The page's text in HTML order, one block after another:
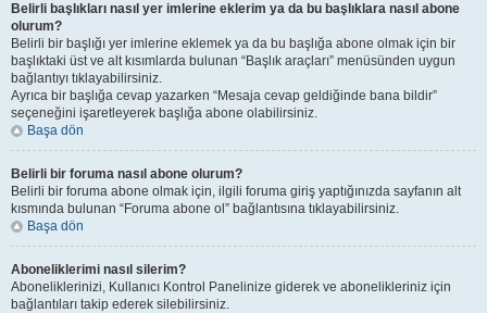
Belirli başlıkları nasıl yer imlerine eklerim ya da bu başlıklara nasıl abone
olurum?
Belirli bir başlığı yer imlerine eklemek ya da bu başlığa abone olmak için bir
başlıktaki üst ve alt kısımlarda bulunan “Başlık araçları” menüsünden uygun
bağlantıyı tıklayabilirsiniz.
Ayrıca bir başlığa cevap yazarken “Mesaja cevap geldiğinde bana bildir”
seçeneğini işaretleyerek başlığa abone olabilirsiniz.
Başa dön
Belirli bir foruma nasıl abone olurum?
Belirli bir foruma abone olmak için, ilgili foruma giriş yaptığınızda sayfanın alt
kısmında bulunan “Foruma abone ol” bağlantısına tıklayabilirsiniz.
Başa dön
Aboneliklerimi nasıl silerim?
Aboneliklerinizi, Kullanıcı Kontrol Panelinize giderek ve abonelikleriniz için
bağlantıları takip ederek silebilirsiniz.